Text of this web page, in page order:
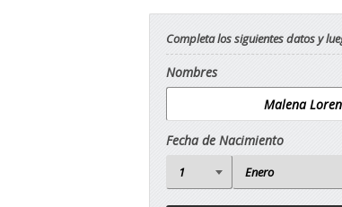
Completa los siguientes datos y
Nombres
Fecha de Nacimiento